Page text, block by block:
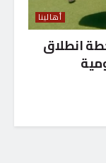
أهالينا
انطلاق